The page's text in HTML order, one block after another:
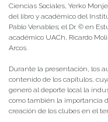
Ciencias Sociales, Yerko
del libro y académico del
Pablo Venables; el Dr. © en
académico UACh, Ricardo
Arcos.
Durante la presentación, los
contenido de los capítulos,
generó al deporte local la
como también la importancia
creación de los clubes en el